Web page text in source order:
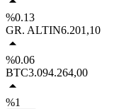
%0.13
GR. ALTIN6.201,10
%0.06
BTC3.094.264,00
%1